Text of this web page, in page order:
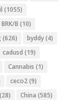
(1055)
BRK/B (10)
(626) byddy(4)
cadusd (19)
Cannabis (1)
ceco2(9)
(28) China (585)